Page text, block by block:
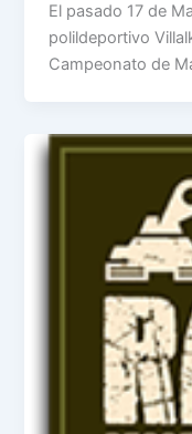
El pasado 17 de
polildeportivo
Campeonato de